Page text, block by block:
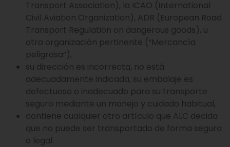
Transport Association), la ICAO (International
Civil Aviation Organization), ADR (European Road
Transport Regulation on dangerous goods), u
otra organización pertinente (“Mercancía
peligrosa”),
su dirección es incorrecta, no está
adecuadamente indicada, su embalaje es
defectuoso o inadecuado para su transporte
seguro mediante un manejo y cuidado habitual,
contiene cualquier otro artículo que ALC decida
que no puede ser transportado de forma segura
o legal.